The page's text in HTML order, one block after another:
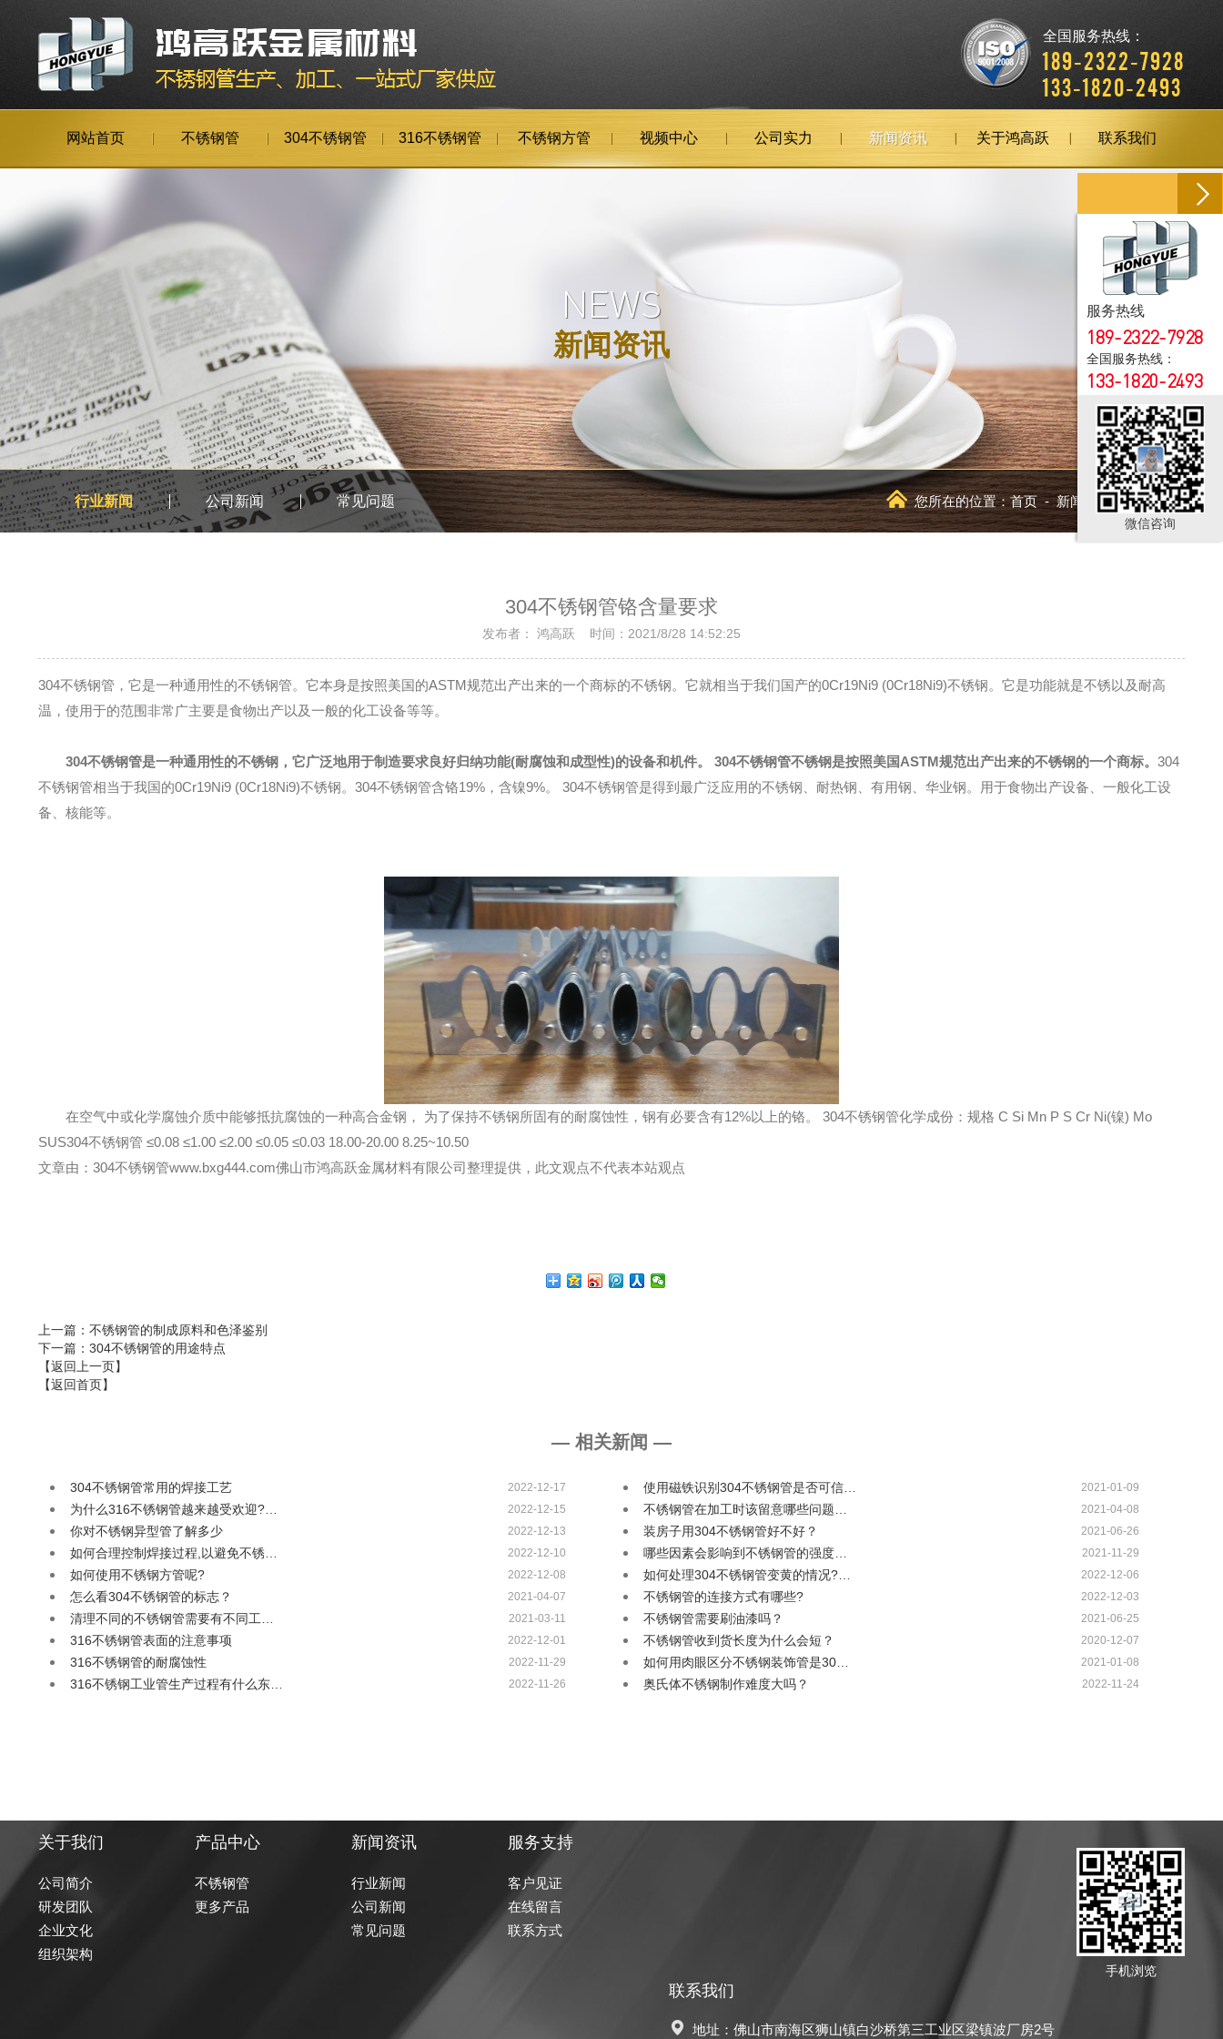
全国服务热线：
189-2322-7928
133-1820-2493
网站首页 不锈钢管 304不锈钢管 316不锈钢管 不锈钢方管 视频中心 公司实力 新闻资讯 关于鸿高跃 联系我们
NEWS
新闻资讯
行业新闻 公司新闻 常见问题 您所在的位置：首页 - 新闻资讯 - 行业新闻
304不锈钢管铬含量要求
发布者： 鸿高跃 时间：2021/8/28 14:52:25
304不锈钢管，它是一种通用性的不锈钢管。它本身是按照美国的ASTM规范出产出来的一个商标的不锈钢。它就相当于我们国产的0Cr19Ni9 (0Cr18Ni9)不锈钢。它是功能就是不锈以及耐高
温，使用于的范围非常广主要是食物出产以及一般的化工设备等等。
304不锈钢管是一种通用性的不锈钢，它广泛地用于制造要求良好归纳功能(耐腐蚀和成型性)的设备和机件。 304不锈钢管不锈钢是按照美国ASTM规范出产出来的不锈钢的一个商标。 304
不锈钢管相当于我国的0Cr19Ni9 (0Cr18Ni9)不锈钢。304不锈钢管含铬19%，含镍9%。 304不锈钢管是得到最广泛应用的不锈钢、耐热钢、有用钢、华业钢。用于食物出产设备、一般化工设
备、核能等。
在空气中或化学腐蚀介质中能够抵抗腐蚀的一种高合金钢， 为了保持不锈钢所固有的耐腐蚀性，钢有必要含有12%以上的铬。 304不锈钢管化学成份：规格 C Si Mn P S Cr Ni(镍) Mo
SUS304不锈钢管 ≤0.08 ≤1.00 ≤2.00 ≤0.05 ≤0.03 18.00-20.00 8.25~10.50
文章由：304不锈钢管www.bxg444.com佛山市鸿高跃金属材料有限公司整理提供，此文观点不代表本站观点
上一篇 ：不锈钢管的制成原料和色泽鉴别
下一篇 ：304不锈钢管的用途特点
【返回上一页】
【返回首页】
— 相关新闻 —
304不锈钢管常用的焊接工艺 2022-12-17 使用磁铁识别304不锈钢管是否可信… 2021-01-09
为什么316不锈钢管越来越受欢迎?… 2022-12-15 不锈钢管在加工时该留意哪些问题… 2021-04-08
你对不锈钢异型管了解多少 2022-12-13 装房子用304不锈钢管好不好？ 2021-06-26
如何合理控制焊接过程,以避免不锈… 2022-12-10 哪些因素会影响到不锈钢管的强度… 2021-11-29
如何使用不锈钢方管呢? 2022-12-08 如何处理304不锈钢管变黄的情况?… 2022-12-06
怎么看304不锈钢管的标志？ 2021-04-07 不锈钢管的连接方式有哪些? 2022-12-03
清理不同的不锈钢管需要有不同工… 2021-03-11 不锈钢管需要刷油漆吗？ 2021-06-25
316不锈钢管表面的注意事项 2022-12-01 不锈钢管收到货长度为什么会短？ 2020-12-07
316不锈钢管的耐腐蚀性 2022-11-29 如何用肉眼区分不锈钢装饰管是30… 2021-01-08
316不锈钢工业管生产过程有什么东… 2022-11-26 奥氏体不锈钢制作难度大吗？ 2022-11-24
手机浏览
联系我们
地址：佛山市南海区狮山镇白沙桥第三工业区梁镇波厂房2号
关于我们
公司简介
研发团队
企业文化
组织架构
产品中心
不锈钢管
更多产品
新闻资讯
行业新闻
公司新闻
常见问题
服务支持
客户见证
在线留言
联系方式
服务热线
189-2322-7928
全国服务热线：
133-1820-2493
微信咨询